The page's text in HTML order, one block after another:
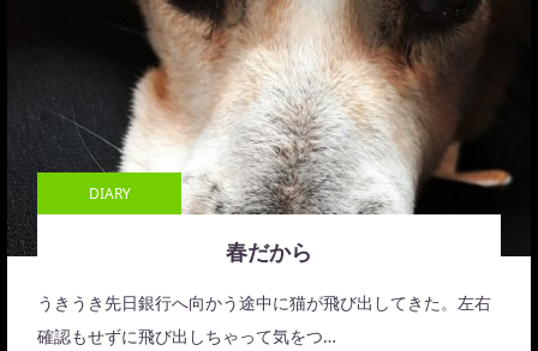
DIARY
春だから
うきうき先日銀行へ向かう途中に猫が飛び出してきた。左右
確認もせずに飛び出しちゃって気をつ…